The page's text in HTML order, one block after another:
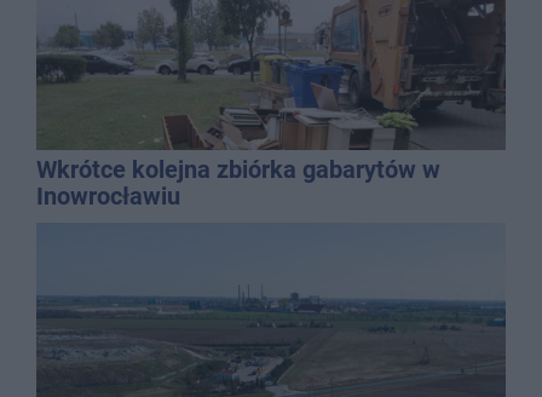
Wkrótce kolejna zbiórka gabarytów w
Inowrocławiu